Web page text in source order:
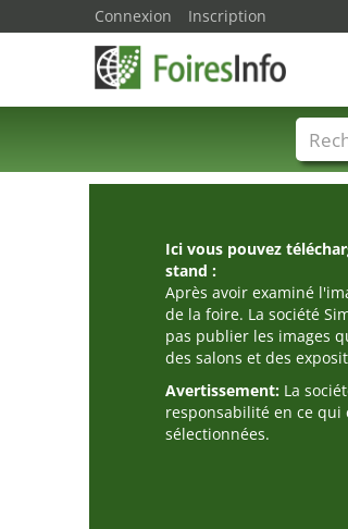
Ici vous pouvez
stand :
Après avoir examiné
de la foire. La société
pas publier les images
des salons et des
Avertissement: La
responsabilité en ce qui
sélectionnées.
Connexion Inscription